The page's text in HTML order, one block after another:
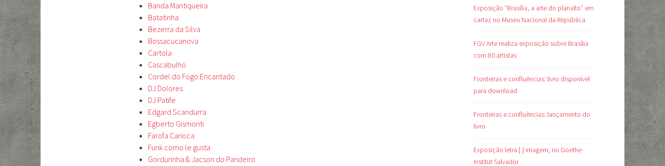
Banda Mantiqueira
Batatinha
Bezerra da Silva
Bossacucanova
Cartola
Cascabulho
Cordel do Fogo Encantado
DJ Dolores
DJ Patife
Edgard Scandurra
Egberto Gismonti
Farofa Carioca
Funk como le gusta
Gordurinha & Jacson do Pandeiro
Exposição “Brasília, a arte do planalto” em
cartaz no Museu Nacional da República
FGV Arte realiza exposição sobre Brasília
com 80 artistas
Fronteiras e confluências: livro disponível
para download
Fronteiras e confluências: lançamento do
livro
Exposição letra [ ] imagem, no Goethe-
Institut Salvador